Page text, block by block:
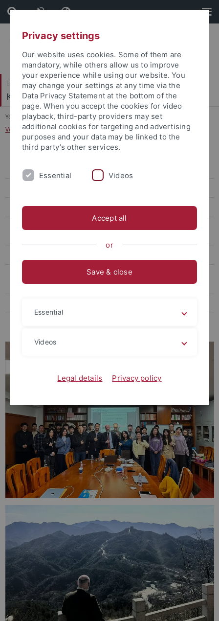
Skip
to
content
Skip
to
footer
Evangelisch-Theologische Fakultät
Kirchengeschichte I
You are here: Startseite
...
Vortragsreise von Prof. Witt durch China März/April 2026
September 2026
Tagung zur Auslegung der Bergpredigt im September 2025
Prof. Witt als Vertreter der Fakultät bei der Landessynode der ELKW
Buch von Prof. Witt zur Theorie der Kirchengeschichte erschienen
(2025)
Privacy settings
Our website uses cookies. Some of them are
mandatory, while others allow us to improve
your experience while using our website. You
may change your settings at any time via the
Data Privacy Statement at the bottom of the
page. When you accept the cookies for video
playback, third-party providers may set
additional cookies for targeting and advertising
purposes and your data may be linked to the
third party’s other services.
Essential Videos
Accept all
or
Save & close
Essential
Videos
Legal details Privacy policy